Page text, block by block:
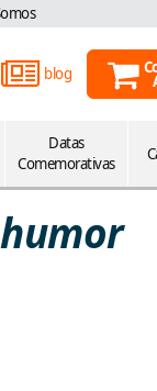
blog
Datas
Comemorativas